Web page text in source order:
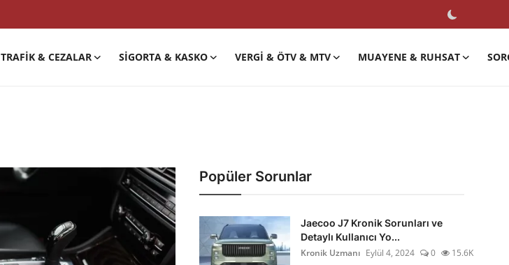
TRAFIK & CEZALAR SIGORTA & KASKO VERGI & ÖTV & MTV MUAYENE & RUHSAT
Popüler Sorunlar
Jaecoo J7 Kronik Sorunları ve
Detaylı Kullanıcı Yo...
Kronik Uzmanı Eylül 4, 2024 0 15.6K